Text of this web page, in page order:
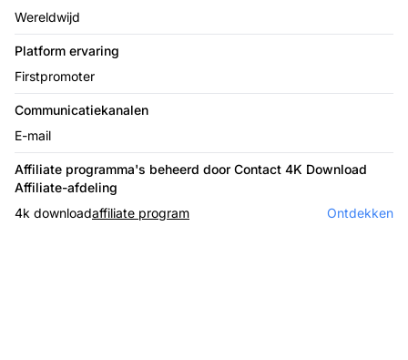
Wereldwijd
Platform ervaring
Firstpromoter
Communicatiekanalen
E-mail
Affiliate programma's beheerd door Contact 4K Download
Affiliate-afdeling
4k downloadaffiliate program Ontdekken